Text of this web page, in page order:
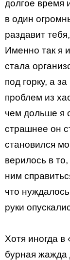
долгое время
в один
раздавит
Именно так я
стала
под горку, а
проблем из
чем дольше я
страшнее он
становился
верилось в то,
ним
что
руки
Хотя иногда
бурная жажда